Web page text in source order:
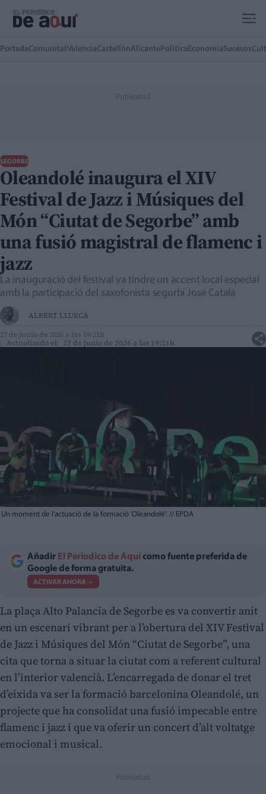
PortadaComunitatValenciaCastellónAlicante Política EconomíaSucesos
SEGORBE
Oleandolé inaugura el XIV
Festival de Jazz i Músiques del
Món “Ciutat de Segorbe” amb
una fusió magistral de flamenc i
jazz
La inauguració del festival va tindre un accent local especial
amb la participació del saxofonista segorbí José Catalá
ALBERT LLUECA
27 de junio de 2026 a las 19:21h
Actualizado el: 27 de junio de 2026 a las 19:21h
Un moment de l'actuació de la formació 'Oleandolé'. // EPDA
Añadir El Periodico de Aquí como fuente preferida de
Google de forma gratuita.
ACTIVAR AHORA
La plaça Alto Palancia de Segorbe es va convertir anit
en un escenari vibrant per a l’obertura del XIV Festival
de Jazz i Músiques del Món “Ciutat de Segorbe”, una
cita que torna a situar la ciutat com a referent cultural
en l’interior valencià. L’encarregada de donar el tret
d’eixida va ser la formació barcelonina Oleandolé, un
projecte que ha consolidat una fusió impecable entre
flamenc i jazz i que va oferir un concert d’alt voltatge
emocional i musical.